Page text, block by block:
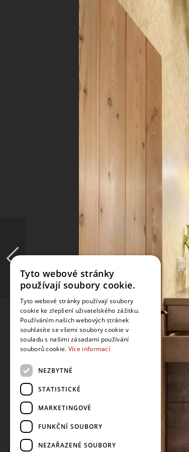
Tyto webové stránky
používají soubory cookie.
Tyto webové stránky používají soubory
cookie ke zlepšení uživatelského zážitku.
Používáním našich webových stránek
souhlasíte se všemi soubory cookie v
souladu s našimi zásadami používání
souborů cookie. Více informací
NEZBYTNÉ
STATISTICKÉ
MARKETINGOVÉ
FUNKČNÍ SOUBORY
NEZAŘAZENÉ SOUBORY